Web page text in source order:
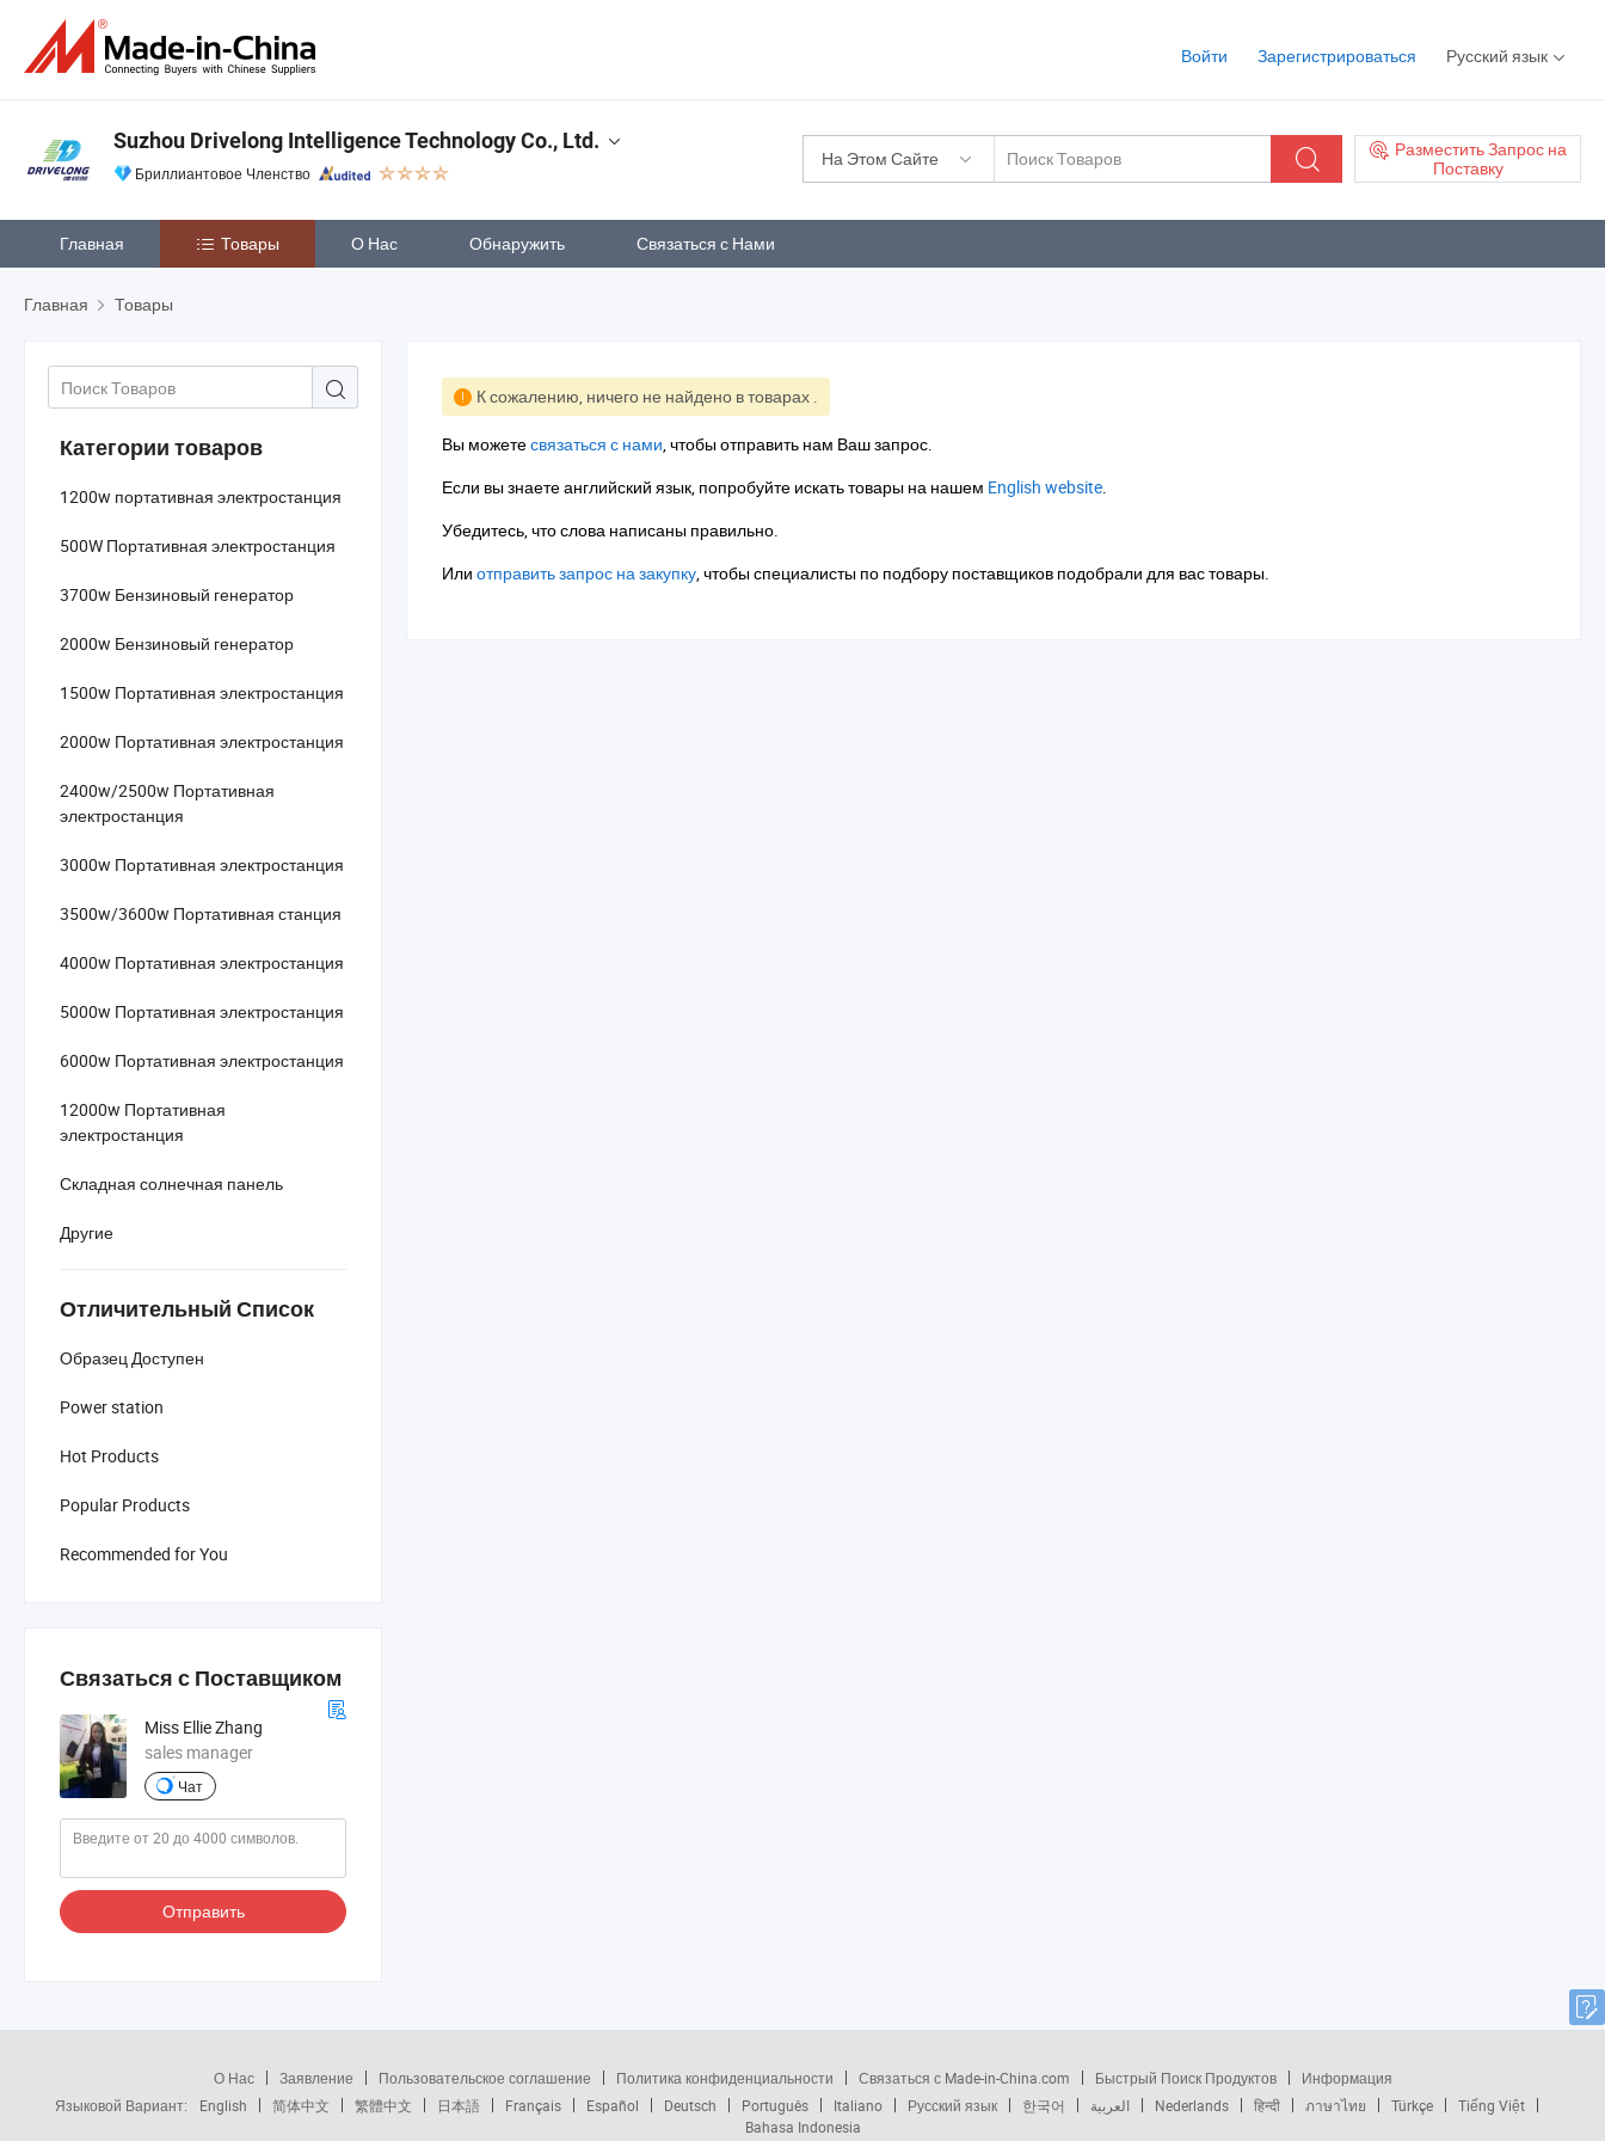
Войти Зарегистрироваться Русский язык
На Этом Сайте
Разместить Запрос на
Поставку
Suzhou Drivelong Intelligence Technology Co., Ltd.
Бриллиантовое Членство
Главная Товары О Нас Обнаружить Связаться с Нами
Главная Товары
Категории товаров
1200w портативная электростанция
500W Портативная электростанция
3700w Бензиновый генератор
2000w Бензиновый генератор
1500w Портативная электростанция
2000w Портативная электростанция
2400w/2500w Портативная
электростанция
3000w Портативная электростанция
3500w/3600w Портативная станция
4000w Портативная электростанция
5000w Портативная электростанция
6000w Портативная электростанция
12000w Портативная
электростанция
Складная солнечная панель
Другие
Отличительный Список
Образец Доступен
Power station
Hot Products
Popular Products
Recommended for You
Связаться с Поставщиком
Miss Ellie Zhang
sales manager
Чат
Отправить
К сожалению, ничего не найдено в товарах .
Вы можетесвязаться с нами, чтобы отправить нам Ваш запрос.
Если вы знаете английский язык, попробуйте искать товары на нашем English website.
Убедитесь, что слова написаны правильно.
Или отправить запрос на закупку, чтобы специалисты по подбору поставщиков подобрали для вас товары.
О Нас Заявление Пользовательское соглашение Политика конфиденциальности Связаться с Made-in-China.com Быстрый Поиск Продуктов
Информация
Языковой Вариант:
English 简体中文 繁體中文 日本語 Français Español Deutsch Português Italiano Русский язык 한국어 العربية Nederlands हिन्दी ภาษาไทย Türkçe
Tiếng Việt
Bahasa Indonesia